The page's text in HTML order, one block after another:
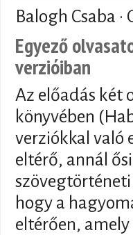
Balogh Csaba ·
Egyező
verzióiban
Az előadás két
könyvében
verziókkal való
eltérő, annál
hogy a
eltérően,